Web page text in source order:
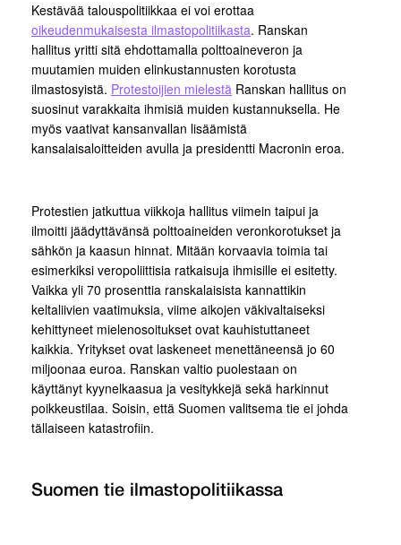
Kestävää talouspolitiikkaa ei voi erottaa
oikeudenmukaisesta ilmastopolitiikasta. Ranskan
hallitus yritti sitä ehdottamalla polttoaineveron ja
muutamien muiden elinkustannusten korotusta
ilmastosyistä. Protestoijien mielestä Ranskan hallitus on
suosinut varakkaita ihmisiä muiden kustannuksella. He
myös vaativat kansanvallan lisäämistä
kansalaisaloitteiden avulla ja presidentti Macronin eroa.
Protestien jatkuttua viikkoja hallitus viimein taipui ja
ilmoitti jäädyttävänsä polttoaineiden veronkorotukset ja
sähkön ja kaasun hinnat. Mitään korvaavia toimia tai
esimerkiksi veropoliittisia ratkaisuja ihmisille ei esitetty.
Vaikka yli 70 prosenttia ranskalaisista kannattikin
keltaliivien vaatimuksia, viime aikojen väkivaltaiseksi
kehittyneet mielenosoitukset ovat kauhistuttaneet
kaikkia. Yritykset ovat laskeneet menettäneensä jo 60
miljoonaa euroa. Ranskan valtio puolestaan on
käyttänyt kyynelkaasua ja vesitykkejä sekä harkinnut
poikkeustilaa. Soisin, että Suomen valitsema tie ei johda
tällaiseen katastrofiin.
Suomen tie ilmastopolitiikassa